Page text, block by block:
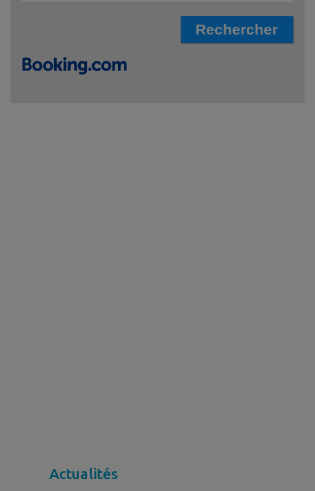
Actualités